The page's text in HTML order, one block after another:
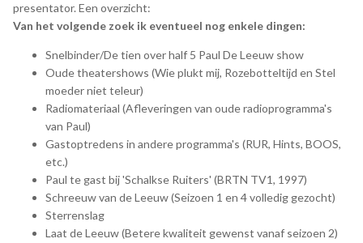
presentator. Een overzicht:
Van het volgende zoek ik eventueel nog enkele dingen:
Snelbinder/De tien over half 5 Paul De Leeuw show
Oude theatershows (Wie plukt mij, Rozebotteltijd en Stel
moeder niet teleur)
Radiomateriaal (Afleveringen van oude radioprogramma's
van Paul)
Gastoptredens in andere programma's (RUR, Hints, BOOS,
etc.)
Paul te gast bij 'Schalkse Ruiters' (BRTN TV1, 1997)
Schreeuw van de Leeuw (Seizoen 1 en 4 volledig gezocht)
Sterrenslag
Laat de Leeuw (Betere kwaliteit gewenst vanaf seizoen 2)